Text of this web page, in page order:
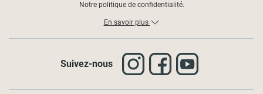
Notre politique de confidentialité.
En savoir plus
Suivez-nous